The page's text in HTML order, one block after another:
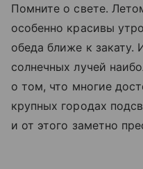
Помните о свете.
особенно красивы
обеда ближе к закату.
солнечных лучей
о том, что многие
крупных городах
и от этого заметно